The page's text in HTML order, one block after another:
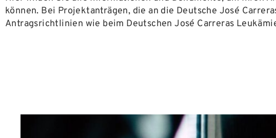
können. Bei Projektanträgen, die an die Deutsche José
Antragsrichtlinien wie beim Deutschen José Carreras